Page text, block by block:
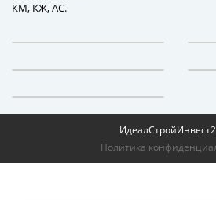
КМ, КЖ, АС.
ИдеалСтройИнвест
Политика